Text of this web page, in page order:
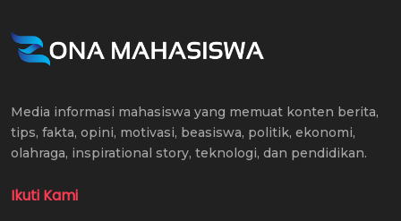
Media informasi mahasiswa yang memuat konten berita,
tips, fakta, opini, motivasi, beasiswa, politik, ekonomi,
olahraga, inspirational story, teknologi, dan pendidikan.
Ikuti Kami